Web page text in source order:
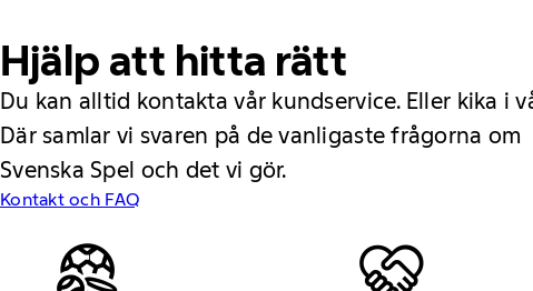
Hjälp att hitta rätt
Du kan alltid kontakta vår kundservice. Eller kika i
Där samlar vi svaren på de vanligaste frågorna om
Svenska Spel och det vi gör.
Kontakt och FAQ